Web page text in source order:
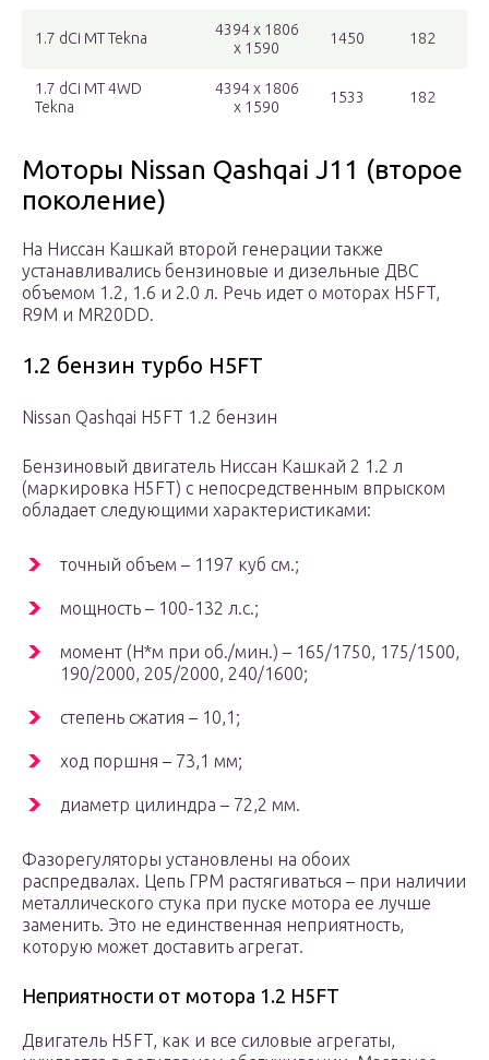
1.7 dCi MT Tekna
4394 x 1806
x 1590
1450 182
1.7 dCi MT 4WD
Tekna
4394 x 1806
x 1590
1533 182
Моторы Nissan Qashqai J11 (второе
поколение)
На Ниссан Кашкай второй генерации также
устанавливались бензиновые и дизельные ДВС
объемом 1.2, 1.6 и 2.0 л. Речь идет о моторах H5FT,
R9M и MR20DD.
1.2 бензин турбо H5FT
Nissan Qashqai H5FT 1.2 бензин
Бензиновый двигатель Ниссан Кашкай 2 1.2 л
(маркировка H5FT) с непосредственным впрыском
обладает следующими характеристиками:
точный объем – 1197 куб см.;
мощность – 100-132 л.с.;
момент (Н*м при об./мин.) – 165/1750, 175/1500,
190/2000, 205/2000, 240/1600;
степень сжатия – 10,1;
ход поршня – 73,1 мм;
диаметр цилиндра – 72,2 мм.
Фазорегуляторы установлены на обоих
распредвалах. Цепь ГРМ растягиваться – при наличии
металлического стука при пуске мотора ее лучше
заменить. Это не единственная неприятность,
которую может доставить агрегат.
Неприятности от мотора 1.2 H5FT
Двигатель H5FT, как и все силовые агрегаты,